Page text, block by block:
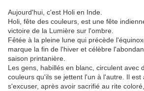
Aujourd'hui, c'est Holi en Inde.
Holi, fête des couleurs, est une fête
victoire de la Lumière sur l'ombre.
Fêtée à la pleine lune qui précède
marque la fin de l'hiver et célèbre
saison printanière.
Les gens, habillés en blanc, circulent avec
couleurs qu'ils se jettent l'un à l'autre. Il est
s'excuser, après avoir sacrifié au rite